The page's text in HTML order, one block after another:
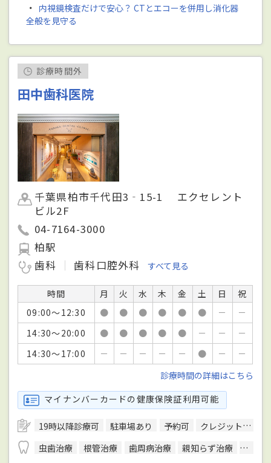
・ 内視鏡検査だけで安心？ CTとエコーを併用し消化器
全般を見守る
診療時間外
田中歯科医院
千葉県柏市千代田3‐15-1 エクセレント
ビル2F
04-7164-3000
柏駅
歯科
歯科口腔外科 すべて見る
時間 月 火 水 木 金 土 日
祝
09:00～12:30
● ● ● ● ● ● －
－
14:30～20:00
● ● ● ● ● － －
－
14:30～17:00
－ － － － － ● －
－
診療時間の詳細はこちら
マイナンバーカードの健康保険証利用可能
19時以降診療可 駐車場あり 予約可
クレジットカード対応
虫歯治療
根管治療 歯周病治療 親知らず治療 顎関